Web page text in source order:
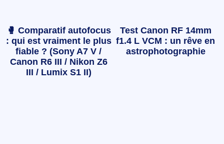
🥊 Comparatif autofocus
: qui est vraiment le plus
fiable ? (Sony A7 V /
Canon R6 III / Nikon Z6
III / Lumix S1 II)
Test Canon RF 14mm
f1.4 L VCM : un rêve en
astrophotographie